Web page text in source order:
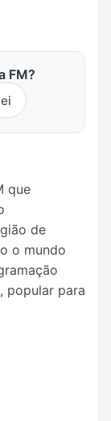
FM?
que
de
o mundo
popular para